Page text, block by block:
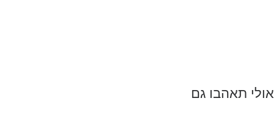
אולי תאהבו גם